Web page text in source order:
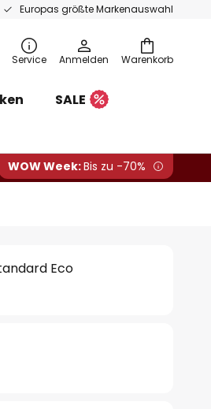
Europas größte Markenauswahl
Warenkorb
Service Anmelden
SALE
WOW Week:Bis zu -70%
Eco